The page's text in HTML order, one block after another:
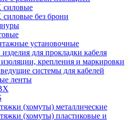
без брони
установочные
для прокладки кабеля
крепления и маркировки
системы для кабелей
ленты
(хомуты) металлические
(хомуты) пластиковые и